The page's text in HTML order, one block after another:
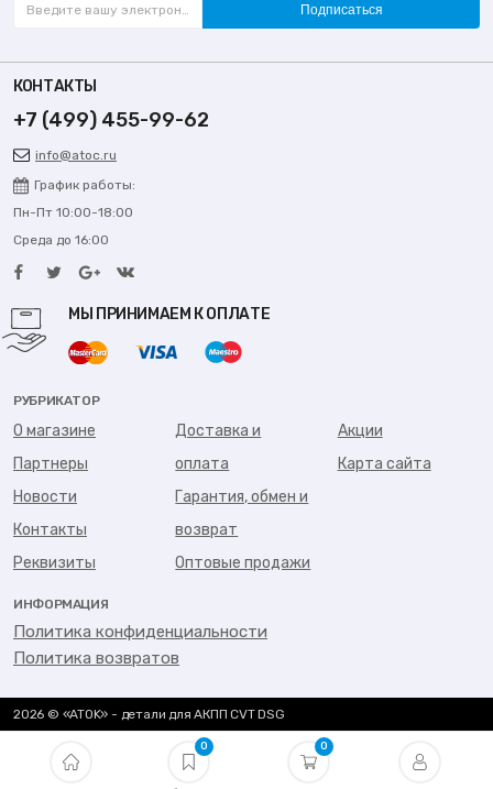
0 0
Подписаться
КОНТАКТЫ
+7 (499) 455-99-62
info@atoc.ru
График работы:
Пн-Пт 10:00-18:00
Среда до 16:00
МЫ ПРИНИМАЕМ К ОПЛАТЕ
РУБРИКАТОР
О магазине
Партнеры
Новости
Контакты
Реквизиты
Доставка и
оплата
Гарантия, обмен и
возврат
Оптовые продажи
Акции
Карта сайта
ИНФОРМАЦИЯ
Политика конфиденциальности
Политика возвратов
2026 © «ATOK» - детали для АКПП CVT DSG